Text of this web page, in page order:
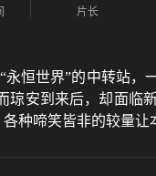
片长
恒世界”的中转站
琼安到来后，却面
种啼笑皆非的较量